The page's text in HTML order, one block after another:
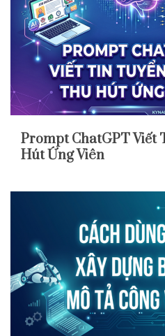
Prompt ChatGPT Viết
Hút Ứng Viên